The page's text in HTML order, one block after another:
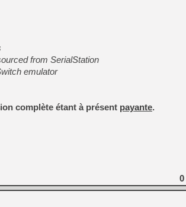
[LS] [PS5] Le WebKit
[GK] Oubliez Crazy Taxi,
[LS] [Switch] NSZ 5.0.0
[GK] No More Room in
[GK] Un chatbot Atelier
[GK] Mémoire cash -
[GK] Nvidia : le prix des
[GK] Suikoden Star Leap
[Mo5] La mini borne
[GK] Pourquoi Marvel
[GK] Test : Restory : Chill
from SerialStation
emulator
complète étant à présent payante.
0